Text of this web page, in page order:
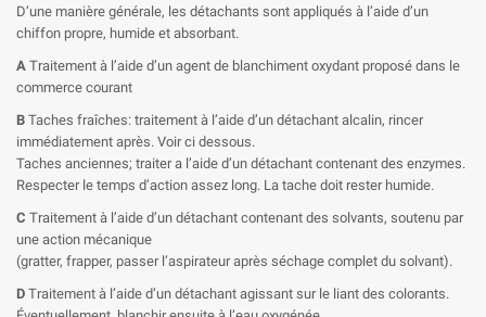
D’une manière générale, les détachants sont appliqués à l’aide d’un
chiffon propre, humide et absorbant.
A Traitement à l’aide d’un agent de blanchiment oxydant proposé dans le
commerce courant
B Taches fraîches: traitement à l’aide d’un détachant alcalin, rincer
immédiatement après. Voir ci dessous.
Taches anciennes; traiter a l’aide d’un détachant contenant des enzymes.
Respecter le temps d’action assez long. La tache doit rester humide.
C Traitement à l’aide d’un détachant contenant des solvants, soutenu par
une action mécanique
(gratter, frapper, passer l’aspirateur après séchage complet du solvant).
D Traitement à l’aide d’un détachant agissant sur le liant des colorants.